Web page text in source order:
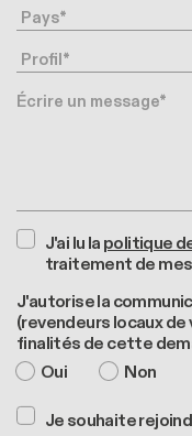
Pays
Profil
Message
J'ai lu lapolitique
traitement de
J'autorise la
(revendeurs locaux
finalités de cette
Oui
Non
Je souhaite